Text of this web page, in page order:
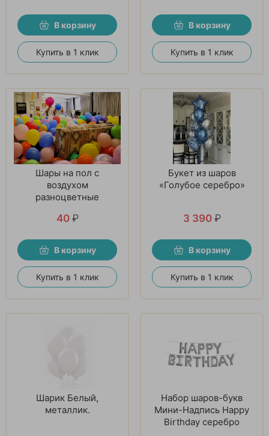
В корзину
Купить в 1 клик
В корзину
Купить в 1 клик
Шары на пол с
воздухом
разноцветные
40 ₽
В корзину
Купить в 1 клик
Букет из шаров
«Голубое серебро»
3 390 ₽
В корзину
Купить в 1 клик
Шарик Белый,
металлик.
Набор шаров-букв
Мини-Надпись Happy
Birthday серебро